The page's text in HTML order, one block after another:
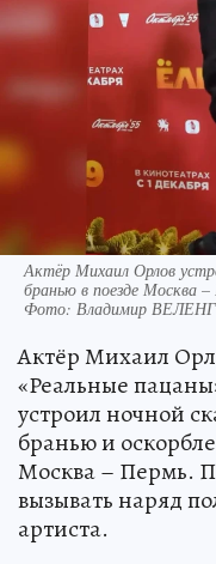
Актёр Михаил Орлов
бранью в поезде Москва –
Фото: Владимир
Актёр Михаил
«Реальные
устроил ночной
бранью и
Москва – Пермь.
вызывать наряд
артиста.